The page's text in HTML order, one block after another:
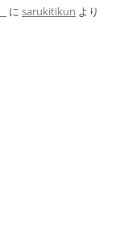
に sarukitikun より